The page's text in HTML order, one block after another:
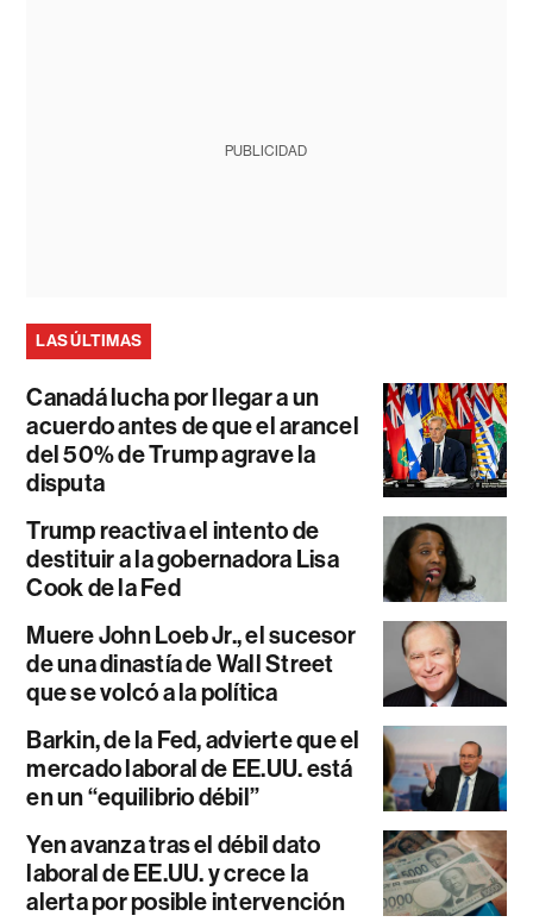
PUBLICIDAD
LAS ÚLTIMAS
Canadá lucha por llegar a un
acuerdo antes de que el arancel
del 50% de Trump agrave la
disputa
Trump reactiva el intento de
destituir a la gobernadora Lisa
Cook de la Fed
Muere John Loeb Jr., el sucesor
de una dinastía de Wall Street
que se volcó a la política
Barkin, de la Fed, advierte que el
mercado laboral de EE.UU. está
en un “equilibrio débil”
Yen avanza tras el débil dato
laboral de EE.UU. y crece la
alerta por posible intervención